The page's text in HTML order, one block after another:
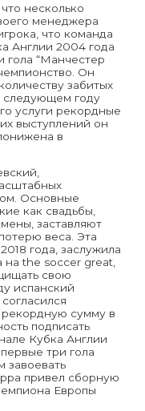
несколько
менеджера
что команда
Англии 2004 года
гола “Манчестер
Он
забитых
следующем году
услуги рекордные
выступлений он
в
Основные
как свадьбы,
заставляют
веса. Эта
года, заслужила
на the soccer great,
свою
испанский
рекордную сумму в
подписать
Кубка Англии
три гола
завоевать
привел сборную
Европы